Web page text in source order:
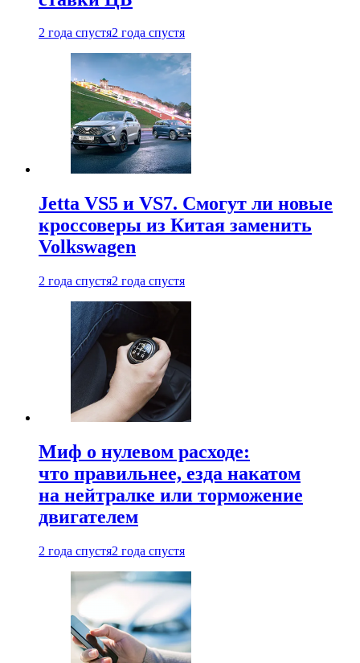
2 года спустя2 года спустя
Jetta VS5 и VS7. Смогут ли новые
кроссоверы из Китая заменить
Volkswagen
2 года спустя2 года спустя
Миф о нулевом расходе:
что правильнее, езда накатом
на нейтралке или торможение
двигателем
2 года спустя2 года спустя